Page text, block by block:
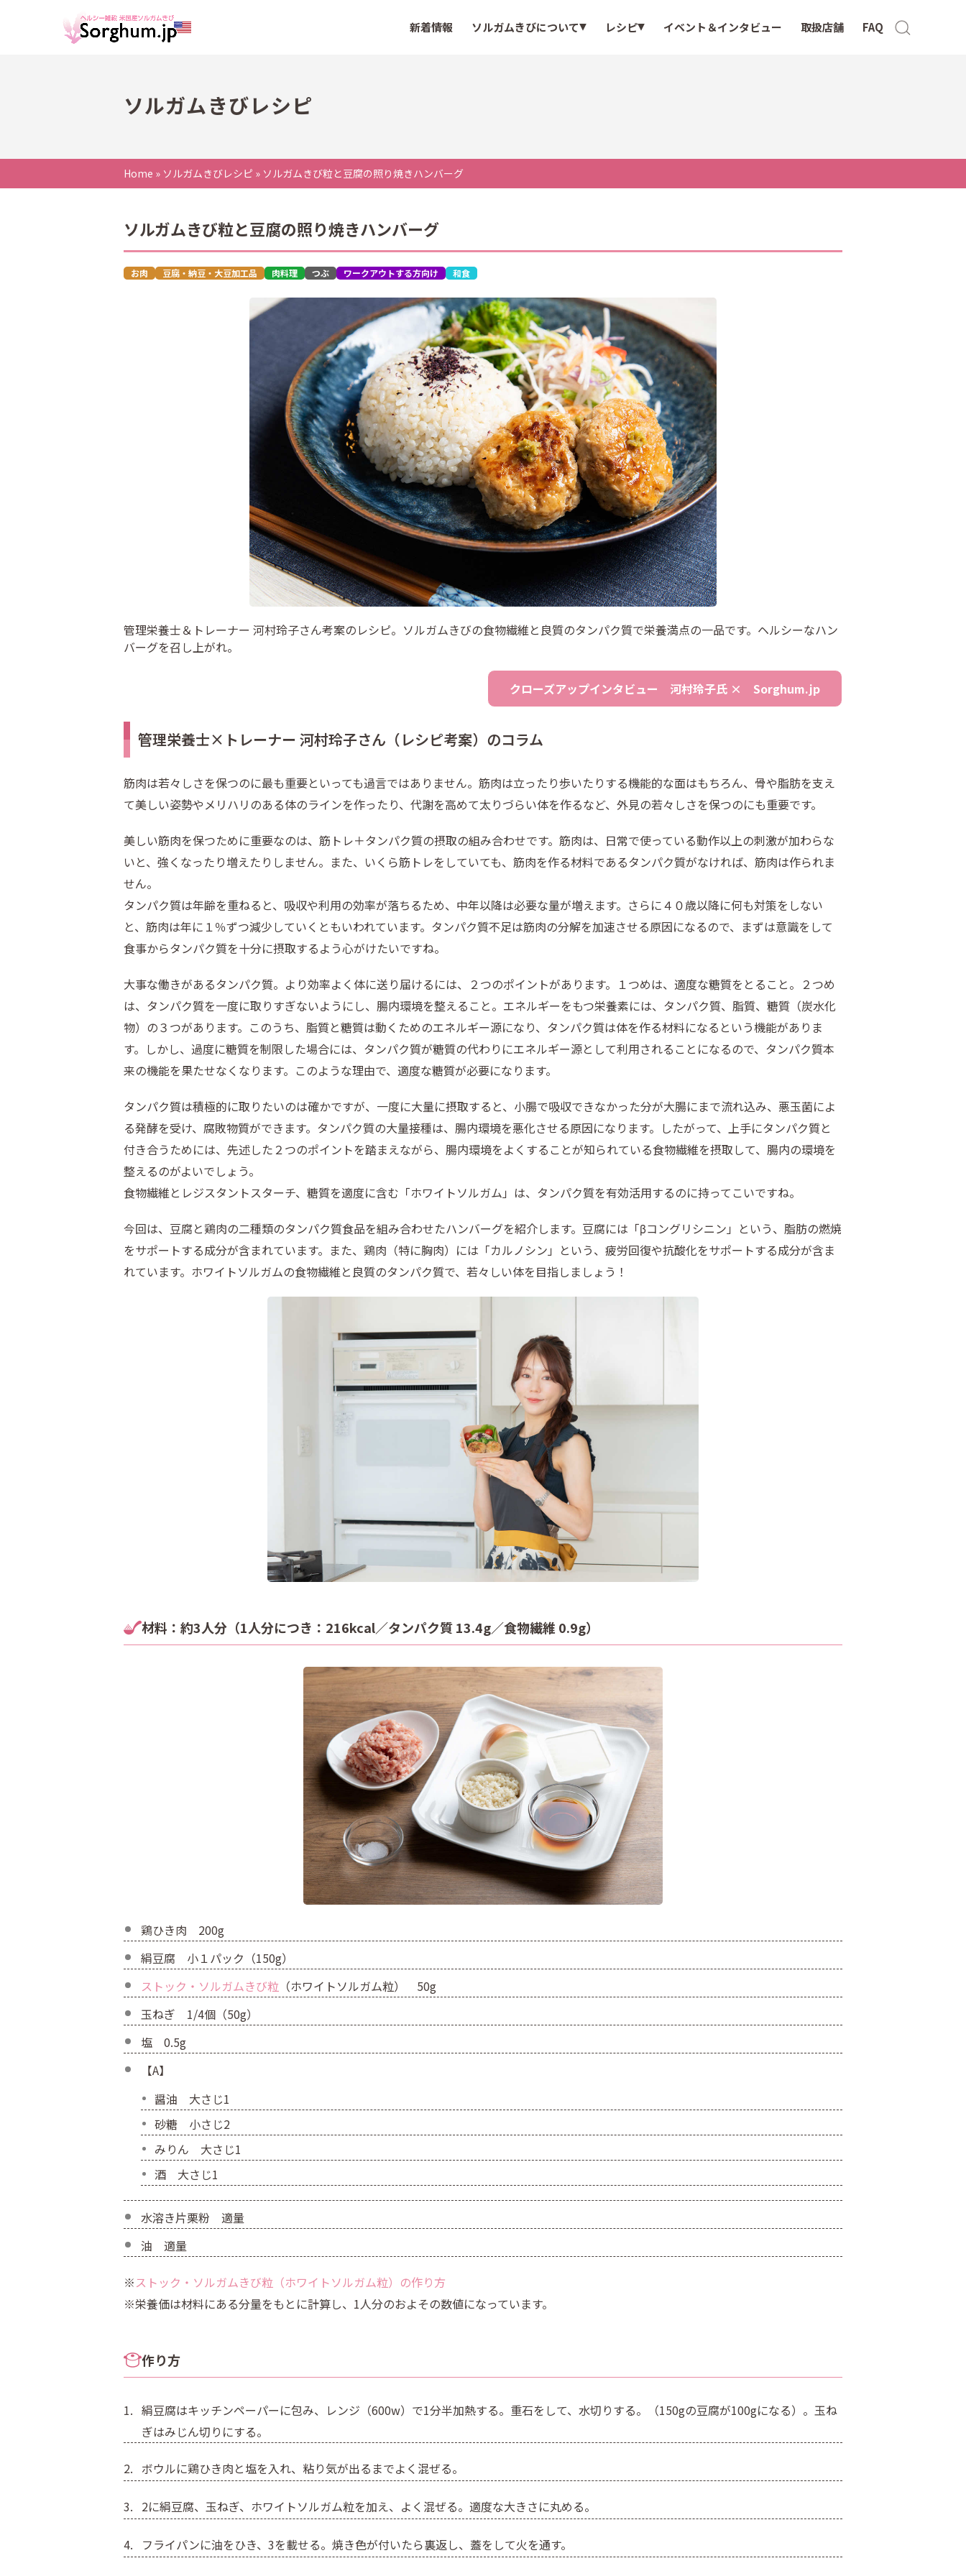
新着情報 ソルガムきびについて レシピ イベント＆インタビュー 取扱店舗 FAQ
ソルガムきびレシピ
Home » ソルガムきびレシピ » ソルガムきび粒と豆腐の照り焼きハンバーグ
ソルガムきび粒と豆腐の照り焼きハンバーグ
お肉 豆腐・納豆・大豆加工品 肉料理 つぶ ワークアウトする方向け 和食
管理栄養士＆トレーナー 河村玲子さん考案のレシピ。ソルガムきびの食物繊維と良質のタンパク質で栄養満点の一品です。ヘルシーなハン
バーグを召し上がれ。
クローズアップインタビュー 河村玲子氏 × Sorghum.jp
管理栄養士×トレーナー 河村玲子さん（レシピ考案）のコラム
筋肉は若々しさを保つのに最も重要といっても過言ではありません。筋肉は立ったり歩いたりする機能的な面はもちろん、骨や脂肪を支え
て美しい姿勢やメリハリのある体のラインを作ったり、代謝を高めて太りづらい体を作るなど、外見の若々しさを保つのにも重要です。
美しい筋肉を保つために重要なのは、筋トレ＋タンパク質の摂取の組み合わせです。筋肉は、日常で使っている動作以上の刺激が加わらな
いと、強くなったり増えたりしません。また、いくら筋トレをしていても、筋肉を作る材料であるタンパク質がなければ、筋肉は作られま
せん。
タンパク質は年齢を重ねると、吸収や利用の効率が落ちるため、中年以降は必要な量が増えます。さらに４０歳以降に何も対策をしない
と、筋肉は年に１％ずつ減少していくともいわれています。タンパク質不足は筋肉の分解を加速させる原因になるので、まずは意識をして
食事からタンパク質を十分に摂取するよう心がけたいですね。
大事な働きがあるタンパク質。より効率よく体に送り届けるには、２つのポイントがあります。１つめは、適度な糖質をとること。２つめ
は、タンパク質を一度に取りすぎないようにし、腸内環境を整えること。エネルギーをもつ栄養素には、タンパク質、脂質、糖質（炭水化
物）の３つがあります。このうち、脂質と糖質は動くためのエネルギー源になり、タンパク質は体を作る材料になるという機能がありま
す。しかし、過度に糖質を制限した場合には、タンパク質が糖質の代わりにエネルギー源として利用されることになるので、タンパク質本
来の機能を果たせなくなります。このような理由で、適度な糖質が必要になります。
タンパク質は積極的に取りたいのは確かですが、一度に大量に摂取すると、小腸で吸収できなかった分が大腸にまで流れ込み、悪玉菌によ
る発酵を受け、腐敗物質ができます。タンパク質の大量接種は、腸内環境を悪化させる原因になります。したがって、上手にタンパク質と
付き合うためには、先述した２つのポイントを踏まえながら、腸内環境をよくすることが知られている食物繊維を摂取して、腸内の環境を
整えるのがよいでしょう。
食物繊維とレジスタントスターチ、糖質を適度に含む「ホワイトソルガム」は、タンパク質を有効活用するのに持ってこいですね。
今回は、豆腐と鶏肉の二種類のタンパク質食品を組み合わせたハンバーグを紹介します。豆腐には「βコングリシニン」という、脂肪の燃焼
をサポートする成分が含まれています。また、鶏肉（特に胸肉）には「カルノシン」という、疲労回復や抗酸化をサポートする成分が含ま
れています。ホワイトソルガムの食物繊維と良質のタンパク質で、若々しい体を目指しましょう！
材料：約3人分（1人分につき：216kcal／タンパク質 13.4g／食物繊維 0.9g）
鶏ひき肉 200g
絹豆腐 小１パック（150g）
ストック・ソルガムきび粒 （ホワイトソルガム粒） 50g
玉ねぎ 1/4個（50g）
塩 0.5g
【A】
醤油 大さじ1
砂糖 小さじ2
みりん 大さじ1
酒 大さじ1
水溶き片栗粉 適量
油 適量
※ストック・ソルガムきび粒（ホワイトソルガム粒）の作り方
※栄養価は材料にある分量をもとに計算し、1人分のおよその数値になっています。
作り方
絹豆腐はキッチンペーパーに包み、レンジ（600w）で1分半加熱する。重石をして、水切りする。（150gの豆腐が100gになる）。玉ね
ぎはみじん切りにする。
ボウルに鶏ひき肉と塩を入れ、粘り気が出るまでよく混ぜる。
2に絹豆腐、玉ねぎ、ホワイトソルガム粒を加え、よく混ぜる。適度な大きさに丸める。
フライパンに油をひき、3を載せる。焼き色が付いたら裏返し、蓋をして火を通す。